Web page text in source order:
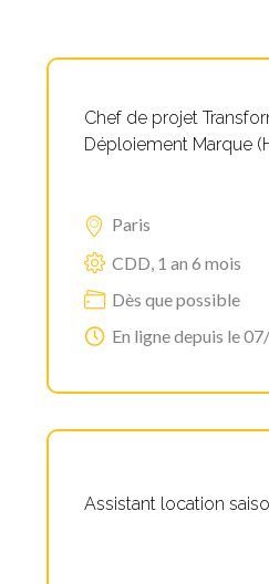
Chef de projet
Déploiement Marque
Paris
CDD, 1 an 6 mois
Dès que possible
En ligne depuis le
Assistant location